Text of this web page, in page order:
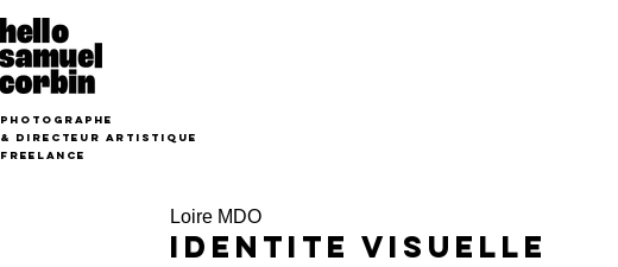
photographe
& Directeur Artistique
freelance
Loire MDO
IDENTITE VISUELLE